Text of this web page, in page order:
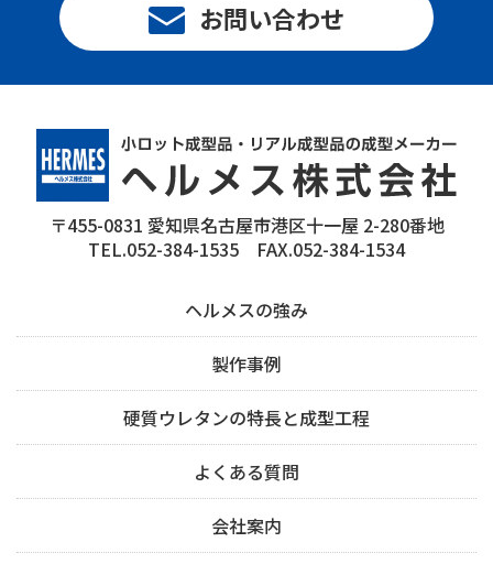
お問い合わせ
〒455-0831 愛知県名古屋市港区十一屋 2-280番地
TEL.052-384-1535 FAX.052-384-1534
ヘルメスの強み
製作事例
硬質ウレタンの特長と成型工程
よくある質問
会社案内